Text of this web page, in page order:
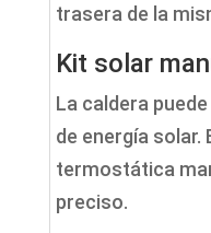
trasera de la
Kit solar
La caldera
de energía solar.
termostática
preciso.